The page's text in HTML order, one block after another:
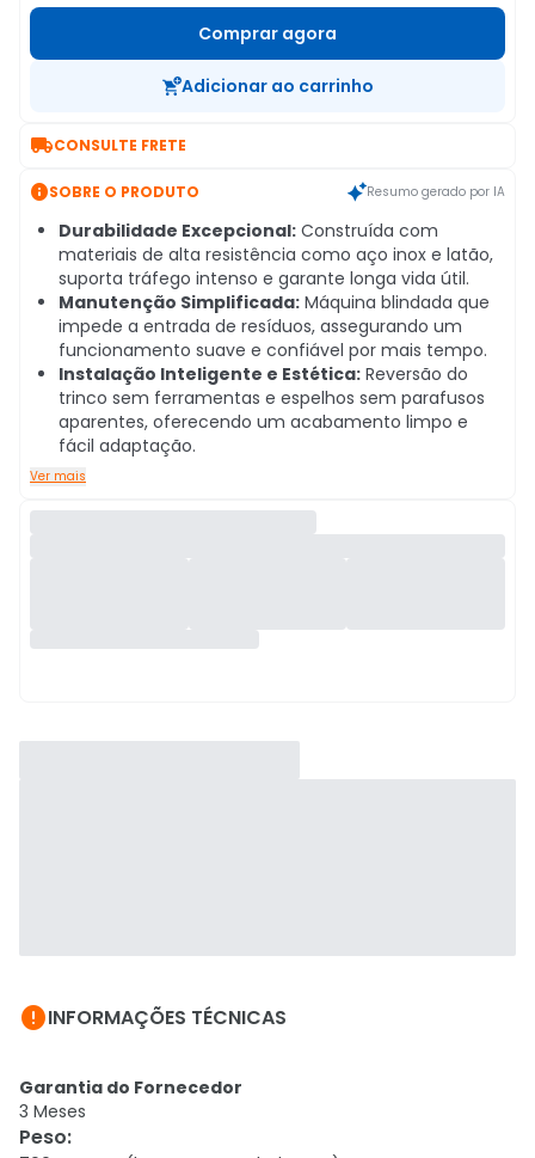
Comprar agora
Adicionar ao carrinho
CONSULTE FRETE
SOBRE O PRODUTO Resumo gerado por IA
Durabilidade Excepcional: Construída com
materiais de alta resistência como aço inox e latão,
suporta tráfego intenso e garante longa vida útil.
Manutenção Simplificada: Máquina blindada que
impede a entrada de resíduos, assegurando um
funcionamento suave e confiável por mais tempo.
Instalação Inteligente e Estética: Reversão do
trinco sem ferramentas e espelhos sem parafusos
aparentes, oferecendo um acabamento limpo e
fácil adaptação.
Ver mais
INFORMAÇÕES TÉCNICAS
Garantia do Fornecedor
3 Meses
Peso: